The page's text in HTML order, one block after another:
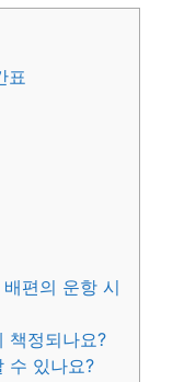
표
편의 운항 시
책정되나요?
수 있나요?